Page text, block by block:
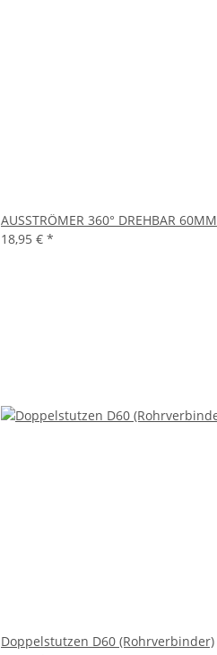
AUSSTRÖMER 360° DREHBAR 60MM
18,95 € *
Doppelstutzen D60 (Rohrverbinder)